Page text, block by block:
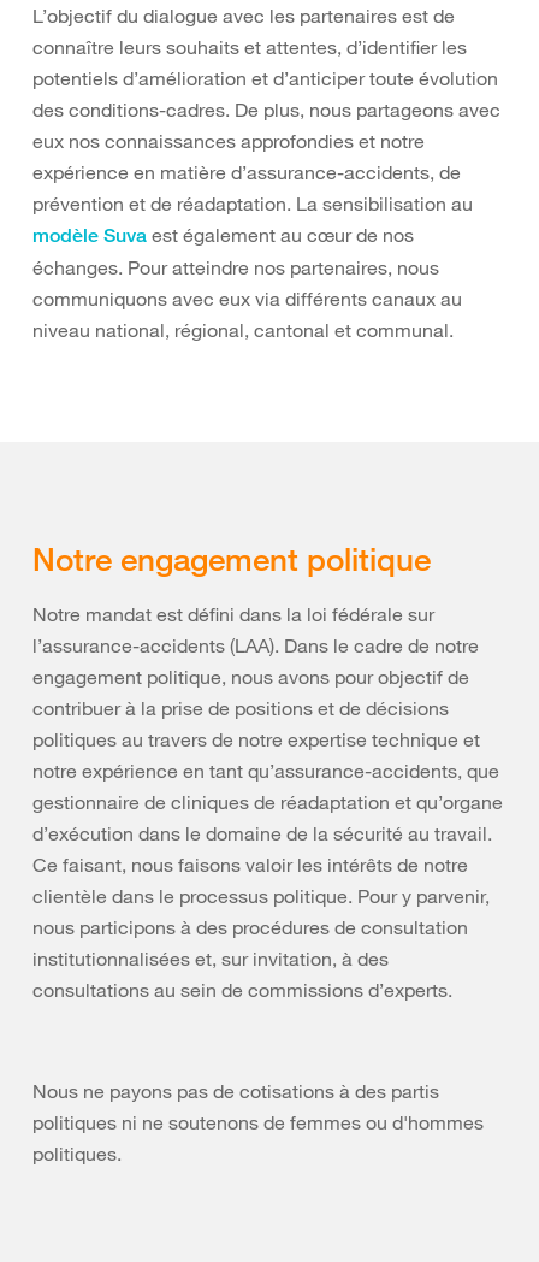
L’objectif du dialogue avec les partenaires est de
connaître leurs souhaits et attentes, d’identifier les
potentiels d’amélioration et d’anticiper toute évolution
des conditions-cadres. De plus, nous partageons avec
eux nos connaissances approfondies et notre
expérience en matière d’assurance-accidents, de
prévention et de réadaptation. La sensibilisation au
modèle Suva est également au cœur de nos
échanges. Pour atteindre nos partenaires, nous
communiquons avec eux via différents canaux au
niveau national, régional, cantonal et communal.
Notre engagement politique
Notre mandat est défini dans la loi fédérale sur
l’assurance-accidents (LAA). Dans le cadre de notre
engagement politique, nous avons pour objectif de
contribuer à la prise de positions et de décisions
politiques au travers de notre expertise technique et
notre expérience en tant qu’assurance-accidents, que
gestionnaire de cliniques de réadaptation et qu’organe
d’exécution dans le domaine de la sécurité au travail.
Ce faisant, nous faisons valoir les intérêts de notre
clientèle dans le processus politique. Pour y parvenir,
nous participons à des procédures de consultation
institutionnalisées et, sur invitation, à des
consultations au sein de commissions d’experts.
Nous ne payons pas de cotisations à des partis
politiques ni ne soutenons de femmes ou d'hommes
politiques.